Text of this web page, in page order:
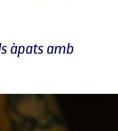
àpats amb